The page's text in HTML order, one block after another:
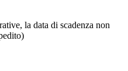
la data di scadenza non